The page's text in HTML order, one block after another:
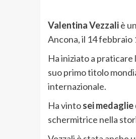
Valentina Vezzaliè
Ancona, il 14
Ha iniziato a praticare
suo primo titolo
internazionale.
Ha vintosei medaglie
schermitrice nella